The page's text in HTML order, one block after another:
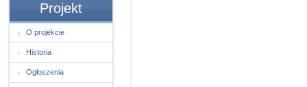
Projekt
O projekcie
Historia
Ogłoszenia